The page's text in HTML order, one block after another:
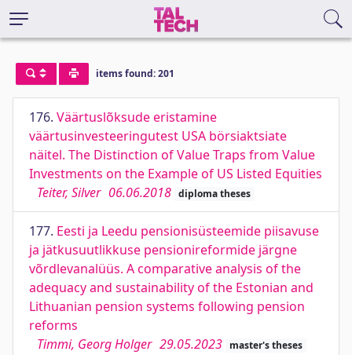
items found: 201
176. Väärtuslõksude eristamine
väärtusinvesteeringutest USA börsiaktsiate
näitel. The Distinction of Value Traps from Value
Investments on the Example of US Listed Equities
Teiter, Silver 06.06.2018 diploma theses
177. Eesti ja Leedu pensionisüsteemide piisavuse
ja jätkusuutlikkuse pensionireformide järgne
võrdlevanalüüs. A comparative analysis of the
adequacy and sustainability of the Estonian and
Lithuanian pension systems following pension
reforms
Timmi, Georg Holger 29.05.2023 master's theses